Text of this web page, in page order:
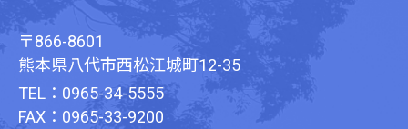
〒866-8601
熊本県八代市西松江城町12-35
TEL：0965-34-5555
FAX：0965-33-9200